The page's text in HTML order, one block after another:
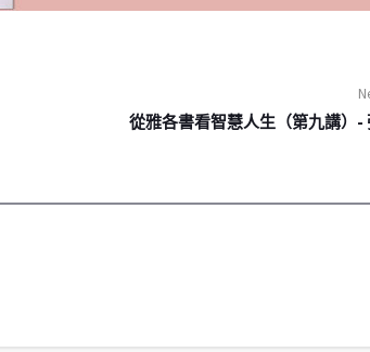
從雅各書看智慧人生（第九講）-